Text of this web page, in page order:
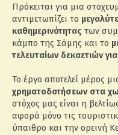
Πρόκειται για μια
αντιμετωπίζει το
καθημερινότητας των
κάμπο της Σάμης και το
τελευταίων δεκαετιών
Το έργο αποτελεί μέρος
χρηματοδοτήσεων στα
στόχος μας είναι η
αφορά μόνο τις
ύπαιθρο και την ορεινή